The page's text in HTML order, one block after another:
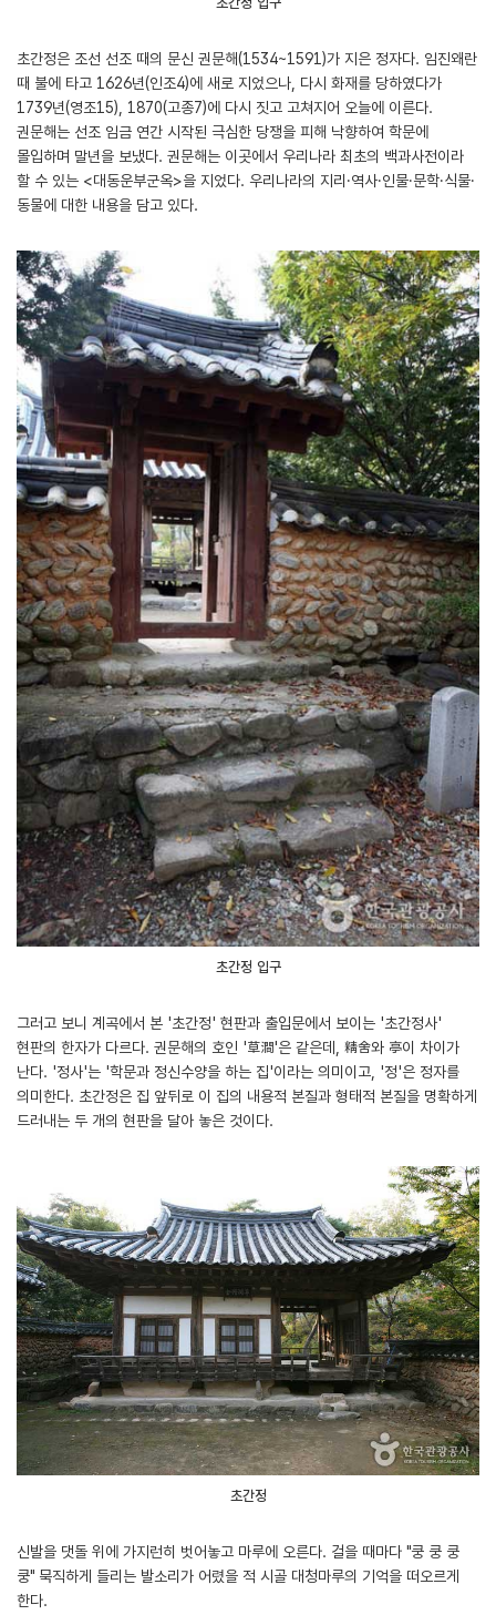
초간정은 조선 선조 때의 문신 권문해(1534~1591)가 지은 정자다. 임진왜란
때 불에 타고 1626년(인조4)에 새로 지었으나, 다시 화재를 당하였다가
1739년(영조15), 1870(고종7)에 다시 짓고 고쳐지어 오늘에 이른다.
권문해는 선조 임금 연간 시작된 극심한 당쟁을 피해 낙향하여 학문에
몰입하며 말년을 보냈다. 권문해는 이곳에서 우리나라 최초의 백과사전이라
할 수 있는 <대동운부군옥>을 지었다. 우리나라의 지리·역사·인물·문학·식물·
동물에 대한 내용을 담고 있다.
초간정 입구
그러고 보니 계곡에서 본 '초간정' 현판과 출입문에서 보이는 '초간정사'
현판의 한자가 다르다. 권문해의 호인 '草澗'은 같은데, 精舍와 亭이 차이가
난다. '정사'는 '학문과 정신수양을 하는 집'이라는 의미이고, '정'은 정자를
의미한다. 초간정은 집 앞뒤로 이 집의 내용적 본질과 형태적 본질을 명확하게
드러내는 두 개의 현판을 달아 놓은 것이다.
초간정
신발을 댓돌 위에 가지런히 벗어놓고 마루에 오른다. 걸을 때마다 "쿵 쿵 쿵
쿵" 묵직하게 들리는 발소리가 어렸을 적 시골 대청마루의 기억을 떠오르게
한다.